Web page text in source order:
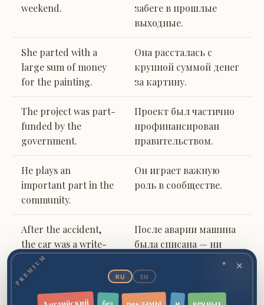
PREMIUM ✦ ✕
RU EN
weekend.
забеге в прошлые
выходные.
She parted with a
large sum of money
for the painting.
Она рассталась с
крупной суммой денег
за картину.
The project was part-
funded by the
government.
Проект был частично
профинансирован
правительством.
He plays an
important part in the
community.
Он играет важную
роль в сообществе.
After the accident,
the car was a write-
off — no part could
be salvaged.
После аварии машина
была списана — ни
одну деталь нельзя
было спасти.